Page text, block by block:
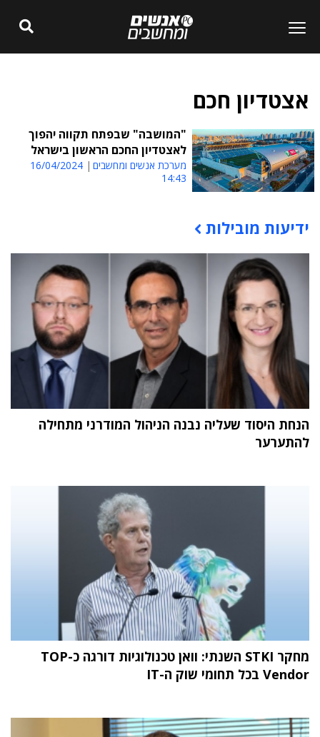
אצטדיון חכם
"המושבה" שבפתח תקווה יהפוך
לאצטדיון החכם הראשון בישראל
מערכת אנשים ומחשבים
16/04/2024
14:43
תוכן פרסומי
ידיעות מובילות
הנחת היסוד שעליה נבנה הניהול המודרני מתחילה
להתערער
מחקר STKI השנתי: וואן טכנולוגיות דורגה כ-TOP
Vendor בכל תחומי שוק ה-IT